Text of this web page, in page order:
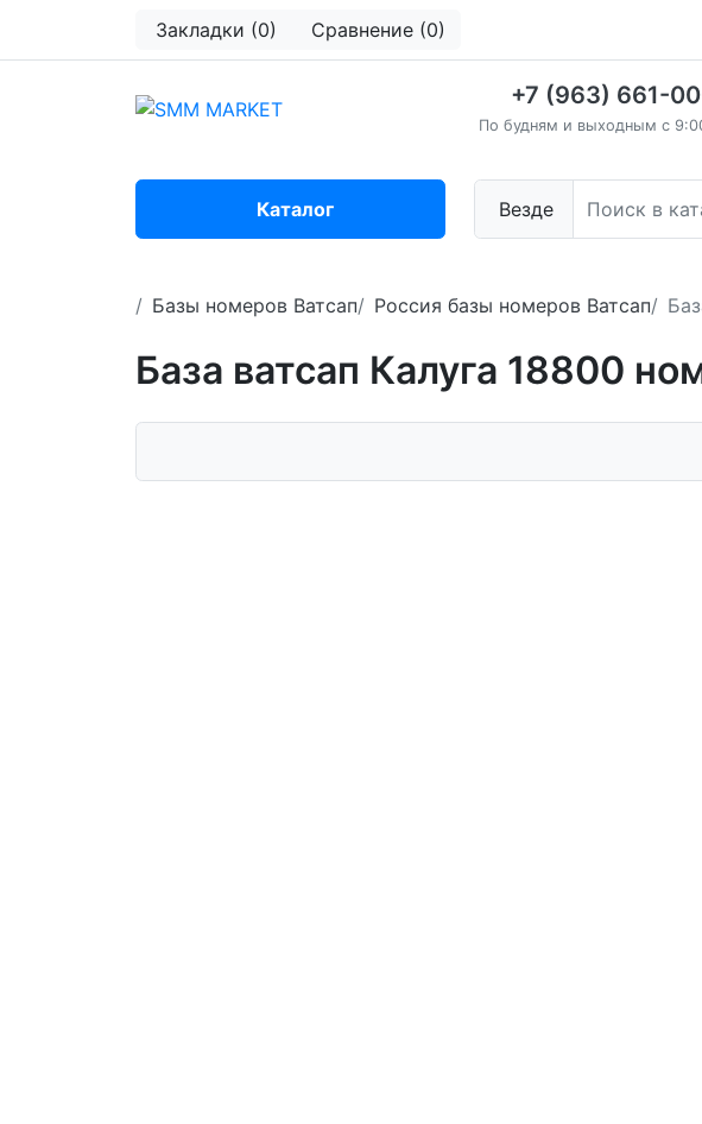
Закладки (0) Сравнение (0)
+7 (963) 661-
По будням и выходным с
Везде
Каталог
Базы номеров Ватсап Россия базы номеров Ватсап
База ватсап Калуга 18800